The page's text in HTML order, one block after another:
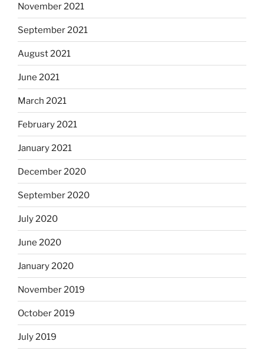
November 2021
September 2021
August 2021
June 2021
March 2021
February 2021
January 2021
December 2020
September 2020
July 2020
June 2020
January 2020
November 2019
October 2019
July 2019